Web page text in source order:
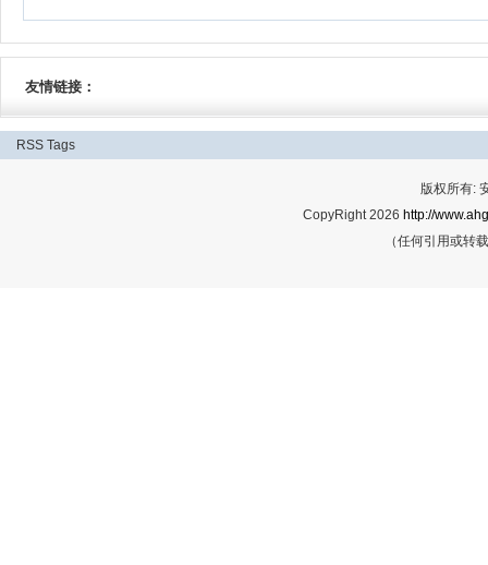
友情链接：
RSS Tags
版权所有:
CopyRight 2026 http://
（任何引用或转